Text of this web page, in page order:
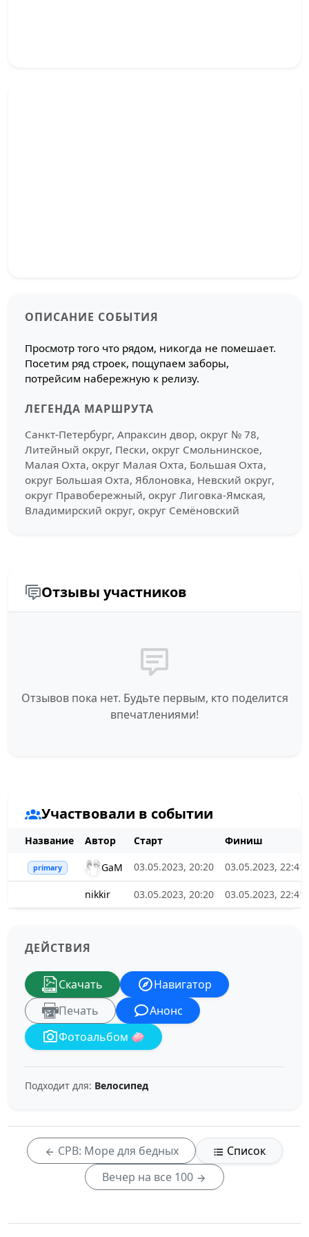
ОПИСАНИЕ СОБЫТИЯ
Просмотр того что рядом, никогда не помешает.
Посетим ряд строек, пощупаем заборы,
потрейсим набережную к релизу.
ЛЕГЕНДА МАРШРУТА
Санкт-Петербург, Апраксин двор, округ № 78,
Литейный округ, Пески, округ Смольнинское,
Малая Охта, округ Малая Охта, Большая Охта,
округ Большая Охта, Яблоновка, Невский округ,
округ Правобережный, округ Лиговка-Ямская,
Владимирский округ, округ Семёновский
Отзывы участников
Отзывов пока нет. Будьте первым, кто поделится
впечатлениями!
Участвовали в событии
Название Автор Старт Финиш
primary GaM 03.05.2023, 20:20 03.05.2023, 22:41
nikkir 03.05.2023, 20:20 03.05.2023, 22:41
ДЕЙСТВИЯ
Скачать
Навигатор
Печать
Анонс
Фотоальбом 🧼
Подходит для: Велосипед
СРВ: Море для бедных
Список
Вечер на все 100